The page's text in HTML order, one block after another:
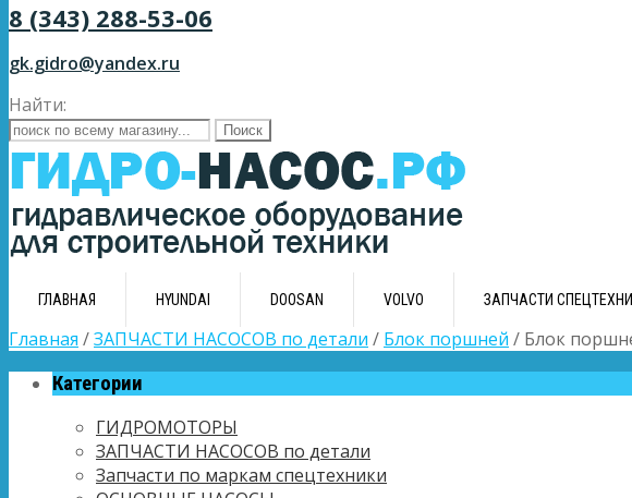
8 (343) 288-53-06
gk.gidro@yandex.ru
Найти:
ГЛАВНАЯ HYUNDAI DOOSAN VOLVO ЗАПЧАСТИ
Главная /ЗАПЧАСТИ НАСОСОВ по детали / Блок поршней / Блок
Категории
ГИДРОМОТОРЫ
ЗАПЧАСТИ НАСОСОВ по детали
Запчасти по маркам спецтехники